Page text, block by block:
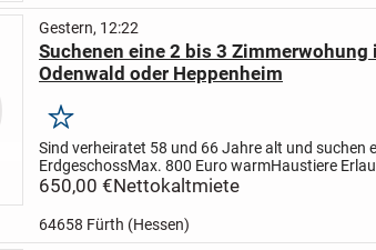
Gestern, 12:22
Suchenen eine 2 bis 3
Odenwald oder Heppenheim
Merken
Sind verheiratet 58 und 66 Jahre alt und suchen
ErdgeschossMax. 800 Euro warmHaustiere
undHaustiere erlaubtper 01.09.26
650,00 €Nettokaltmiete
64658 Fürth (Hessen)